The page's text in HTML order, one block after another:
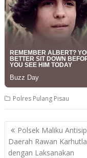
Polres Pulang Pisau
Post
navigation
Polsek Maliku
Daerah Rawan Karhutla
dengan Laksanakan